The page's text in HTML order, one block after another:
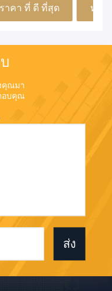
าคา ที่ ดี ที่สุด หา
คุณมา
อบคุณ
ส่ง